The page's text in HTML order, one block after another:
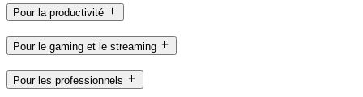
Pour la productivité
Pour le gaming et le streaming
Pour les professionnels